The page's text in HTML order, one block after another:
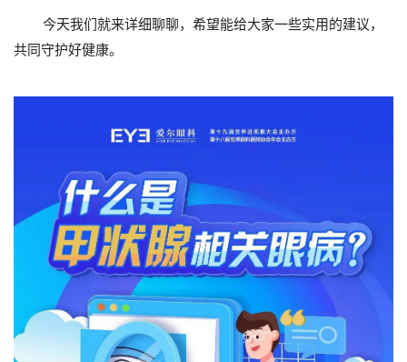
今天我们就来详细聊聊，希望能给大家一些实用的建议，
共同守护好健康。